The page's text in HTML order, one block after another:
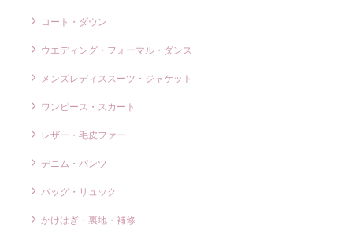
コート・ダウン
ウエディング・フォーマル・ダンス
メンズレディススーツ・ジャケット
ワンピース・スカート
レザー・毛皮ファー
デニム・パンツ
バッグ・リュック
かけはぎ・裏地・補修